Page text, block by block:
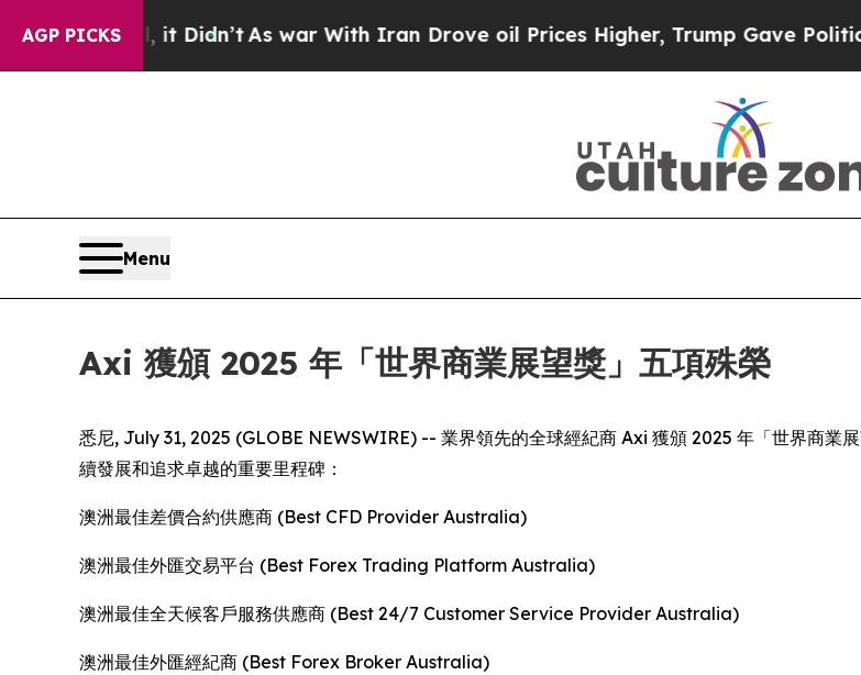
AGP PICKS
Well, it Didn’t As war With Iran Drove oil Prices Higher, Trump Gave Politically
Menu
Axi 獲頒 2025 年「世界商業展望獎」五項殊榮
悉尼, July 31, 2025 (GLOBE NEWSWIRE) -- 業界領先的全球經紀商 Axi 獲頒 2025 年「世界商
續發展和追求卓越的重要里程碑：
澳洲最佳差價合約供應商 (Best CFD Provider Australia)
澳洲最佳外匯交易平台 (Best Forex Trading Platform Australia)
澳洲最佳全天候客戶服務供應商 (Best 24/7 Customer Service Provider Australia)
澳洲最佳外匯經紀商 (Best Forex Broker Australia)